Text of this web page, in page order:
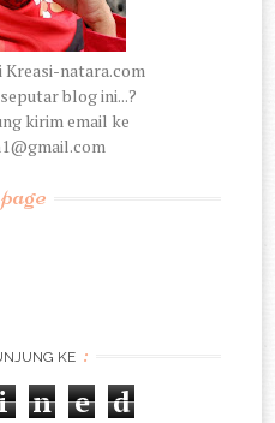
Kreasi-natara.com
blog ini...?
kirim email ke
KE :
n e d